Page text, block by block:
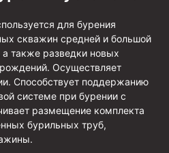
(СВП)
и оборудование для
раствора
обсадных колонн
для бурения
скважин средней и большой
также разведки новых
Осуществляет
Способствует поддержанию
системе при бурении с
размещение комплекта
бурильных труб,